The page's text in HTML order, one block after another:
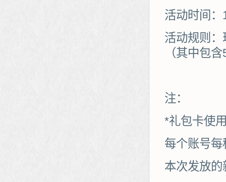
活动时间
活动规则
（其中包
注：
*礼包卡使
每个账号
本次发放